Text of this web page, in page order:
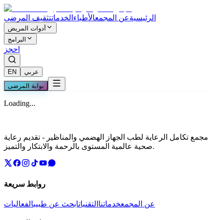
الرئيسيةعن المجمعالأطباء الخدماتتثقيف المرضى
أدوات المريض
البرامج
احجز
EN
عربي
بوابة المرضى
Loading...
مجمع تكامل الرعاية لطب الجهاز الهضمي والمناظير - تقديم رعاية
صحية عالمية المستوى بالرحمة والابتكار والتميز.
روابط سريعة
عن المجمعخدماتنا التقنياتابحث عن طبيبالفعاليات